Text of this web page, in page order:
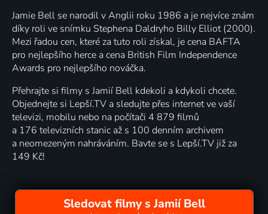
Jamie Bell se narodil v Anglii roku 1986 a je nejvíce znám
díky roli ve snímku Stephena Daldryho Billy Elliot (2000).
Mezi řadou cen, které za tuto roli získal, je cena BAFTA
pro nejlepšího herce a cena British Film Independence
Awards pro nejlepšího nováčka.
Přehrajte si filmy s Jamií Bell kdekoli a kdykoli chcete.
Objednejte si Lepší.TV a sledujte přes internet ve vaší
televizi, mobilu nebo na počítači 4 879 filmů
a 176 televizních stanic až s 100 denním archivem
a neomezeným nahráváním. Bavte se s Lepší.TV již za
149 Kč!
Sledovat filmy s Jamií Bell